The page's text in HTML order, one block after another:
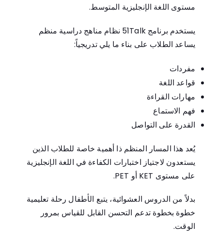
مستوى اللغة الإنجليزية المتوسط.
يستخدم برنامج 51Talk نظام مناهج دراسية منظم
يساعد الطلاب على بناء ما يلي تدريجياً:
مفردات
قواعد اللغة
مهارات القراءة
فهم الاستماع
القدرة على التواصل
يُعد هذا المسار المنظم ذا أهمية خاصة للطلاب الذين
يستعدون لاجتياز اختبارات الكفاءة في اللغة الإنجليزية
على مستوى KET أو PET.
بدلاً من الدروس العشوائية، يتبع الأطفال رحلة تعليمية
خطوة بخطوة تدعم التحسن القابل للقياس بمرور
الوقت.